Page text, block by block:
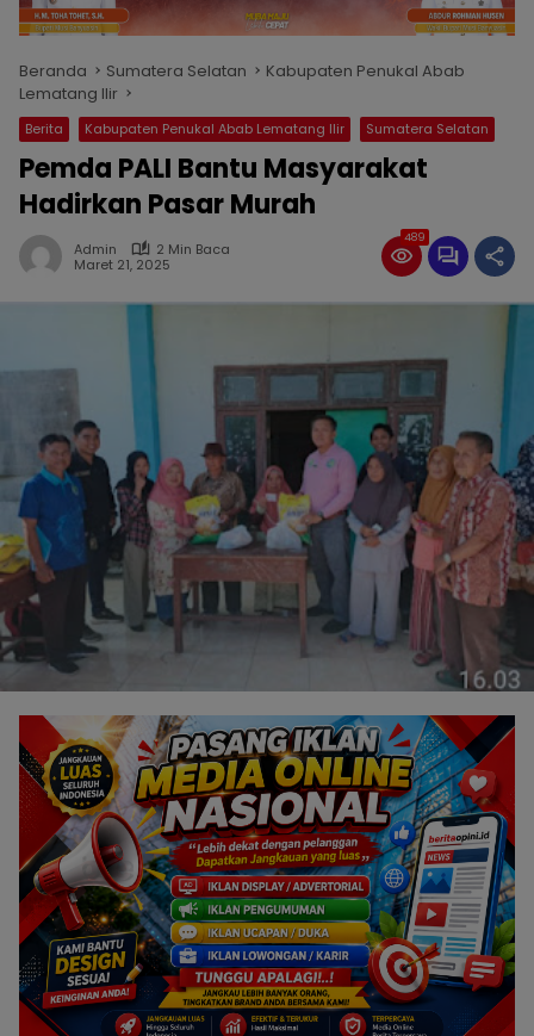
Beranda Sumatera Selatan
Kabupaten Penukal Abab
Lematang Ilir
Berita Kabupaten Penukal Abab Lematang Ilir Sumatera Selatan
Pemda PALI Bantu Masyarakat
Hadirkan Pasar Murah
Admin
2 Min Baca
Maret 21, 2025
489